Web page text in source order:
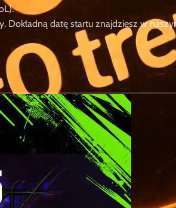
Dokładną datę startu znajdziesz w